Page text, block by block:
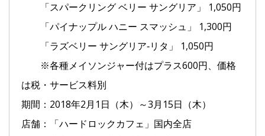
「スパークリング ベリー サングリア」 1,050円
「パイナップル ハニー スマッシュ」 1,300円
「ラズベリー サングリア‐リタ」 1,050円
※各種メイソンジャー付はプラス600円、価格
は税・サービス料別
期間：2018年2月1日（木）～3月15日（木）
店舗：「ハードロックカフェ」国内全店